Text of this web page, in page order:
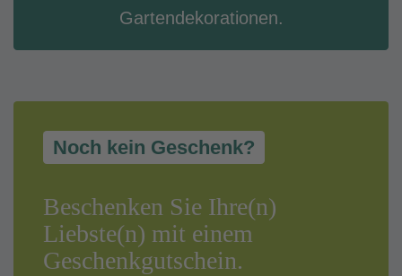
Gartendekorationen.
Noch kein Geschenk?
Beschenken Sie Ihre(n)
Liebste(n) mit einem
Geschenkgutschein.